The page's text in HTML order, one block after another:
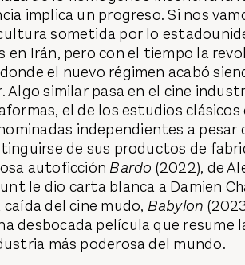
implica un progreso. Si nos
sometida por lo
en Irán, pero con el tiempo la
el nuevo régimen acabó
Algo similar pasa en el cine
el de los estudios clásicos
independientes a pesar
de sus productos de
autoficción Bardo (2022), de
le dio carta blanca a Damien
del cine mudo, Babylon
desbocada película que resume
más poderosa del mundo.